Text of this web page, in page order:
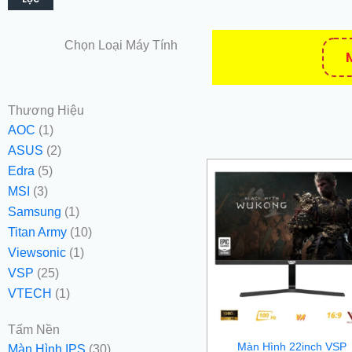
Chọn Loại Máy Tính
Thương Hiệu
AOC (1)
ASUS (2)
Edra (5)
MSI (3)
Samsung (1)
Titan Army (10)
Viewsonic (1)
VSP (25)
VTECH (1)
Tấm Nền
Màn Hình 22inch VSP